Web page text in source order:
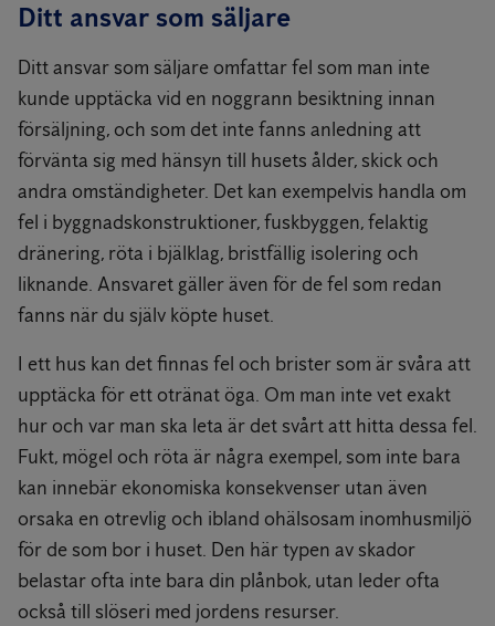
Ditt ansvar som säljare
Ditt ansvar som säljare omfattar fel som man inte
kunde upptäcka vid en noggrann besiktning innan
försäljning, och som det inte fanns anledning att
förvänta sig med hänsyn till husets ålder, skick och
andra omständigheter. Det kan exempelvis handla om
fel i byggnadskonstruktioner, fuskbyggen, felaktig
dränering, röta i bjälklag, bristfällig isolering och
liknande. Ansvaret gäller även för de fel som redan
fanns när du själv köpte huset.
I ett hus kan det finnas fel och brister som är svåra att
upptäcka för ett otränat öga. Om man inte vet exakt
hur och var man ska leta är det svårt att hitta dessa fel.
Fukt, mögel och röta är några exempel, som inte bara
kan innebär ekonomiska konsekvenser utan även
orsaka en otrevlig och ibland ohälsosam inomhusmiljö
för de som bor i huset. Den här typen av skador
belastar ofta inte bara din plånbok, utan leder ofta
också till slöseri med jordens resurser.